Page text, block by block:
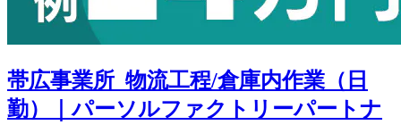
帯広事業所_物流工程/倉庫内作業（日
勤）｜パーソルファクトリーパートナ